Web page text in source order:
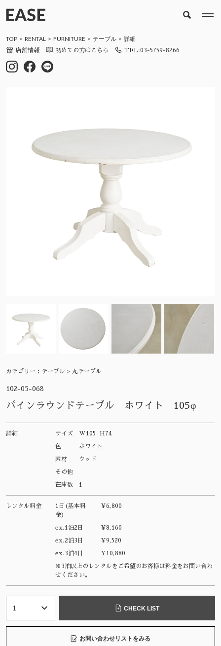
TOP RENTAL FURNITURE テーブル 詳細
店舗情報 初めての方はこちら TEL:03-5759-8266
カテゴリー： テーブル > 丸テーブル
102-05-068
パインラウンドテーブル ホワイト 105φ
詳細 サイズ W105 H74
色 ホワイト
素材 ウッド
その他
在庫数 1
レンタル料金
1日(基本料
金)
¥6,800
ex.1泊2日 ¥8,160
ex.2泊3日 ¥9,520
ex.3泊4日 ¥10,880
※3泊以上のレンタルをご希望のお客様は料金をお問い合わ
せください。
CHECK LIST
お問い合わせリストをみる